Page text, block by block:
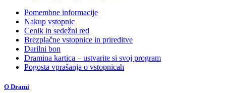
Pomembne informacije
Nakup vstopnic
Cenik in sedežni red
Brezplačne vstopnice in prireditve
Darilni bon
Dramina kartica – ustvarite si svoj program
Pogosta vprašanja o vstopnicah
O Drami